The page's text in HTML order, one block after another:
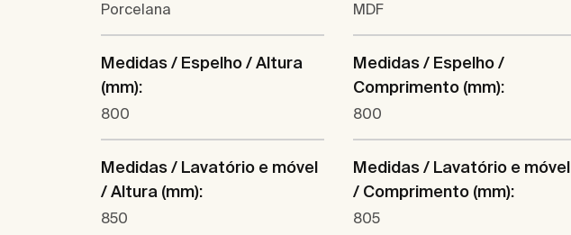
Porcelana MDF
Medidas / Espelho / Altura
(mm):
800
Medidas / Espelho /
Comprimento (mm):
800
Medidas / Lavatório e móvel
/ Altura (mm):
850
Medidas / Lavatório e móvel
/ Comprimento (mm):
805